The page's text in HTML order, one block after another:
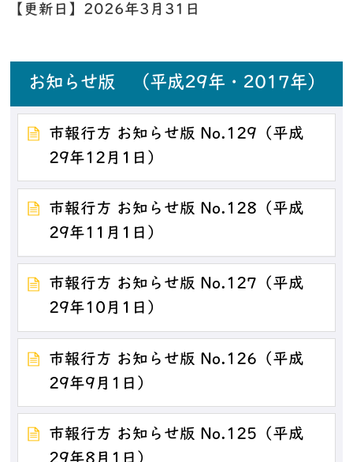
【更新日】 2026年3月31日
お知らせ版 （平成29年・2017年）
市報行方 お知らせ版 No.129（平成
29年12月1日）
市報行方 お知らせ版 No.128（平成
29年11月1日）
市報行方 お知らせ版 No.127（平成
29年10月1日）
市報行方 お知らせ版 No.126（平成
29年9月1日）
市報行方 お知らせ版 No.125（平成